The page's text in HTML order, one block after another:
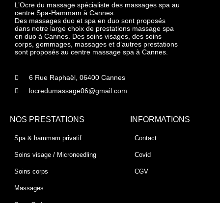
L’Ocre du massage spécialiste des massages spa au
centre Spa-Hammam à Cannes.
Des massages duo et spa en duo sont proposés
dans notre large choix de prestations massage spa
en duo à Cannes. Des soins visages, des soins
corps, gommages, massages et d’autres prestations
sont proposés au centre massage spa à Cannes.
6 Rue Raphaël, 06400 Cannes
locredumassage06@gmail.com
NOS PRESTATIONS
Spa & hammam privatif
Soins visage / Microneedling
Soins corps
Massages
INFORMATIONS
Contact
Covid
CGV